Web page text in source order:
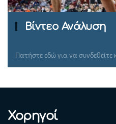
Ομιλίες
Πατήστε εδώ για να
Χορηγοί